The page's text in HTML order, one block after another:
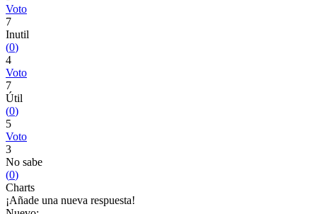
Voto
7
Inutil
(0)
4
Voto
7
Útil
(0)
5
Voto
3
No sabe
(0)
Charts
¡Añade una nueva respuesta!